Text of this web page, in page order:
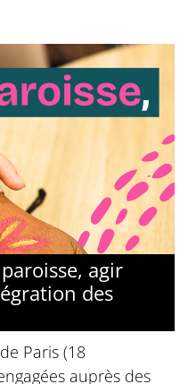
agir
des
Paris (18
auprès des